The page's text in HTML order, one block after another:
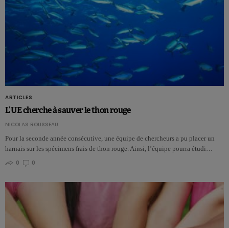
ARTICLES
L’UE cherche à sauver le thon rouge
NICOLAS ROUSSEAU
Pour la seconde année consécutive, une équipe de chercheurs a pu placer un
harnais sur les spécimens frais de thon rouge. Ainsi, l’équipe pourra étudi…
0
0